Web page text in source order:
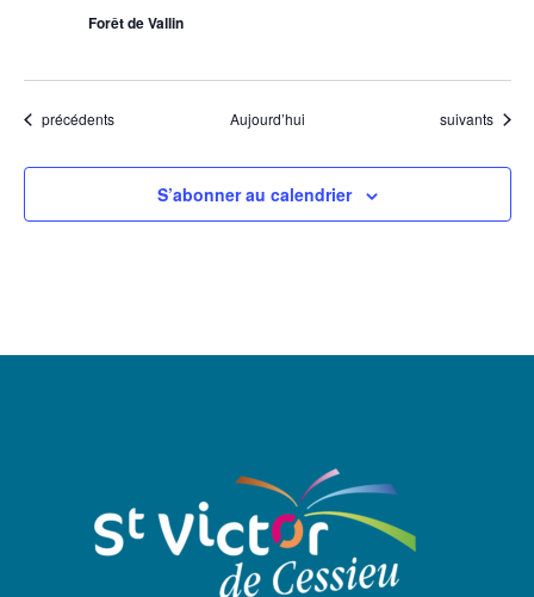
Forêt de Vallin
Évènements
précédents Aujourd’hui Évènements
suivants
S’abonner au calendrier